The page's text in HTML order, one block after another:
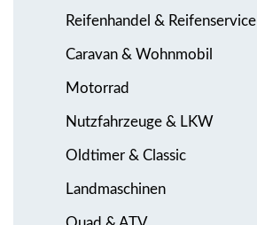
Reifenhandel & Reifenservice
Caravan & Wohnmobil
Motorrad
Nutzfahrzeuge & LKW
Oldtimer & Classic
Landmaschinen